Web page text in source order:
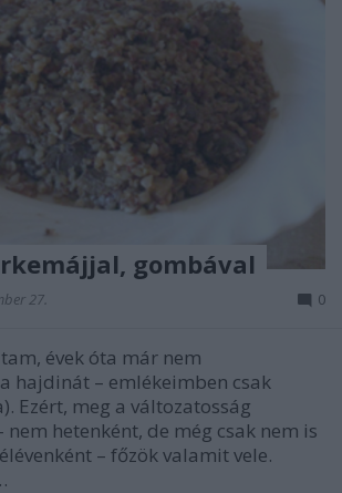
gombával
27. 0
évek óta már nem
hajdinát – emlékeimben csak
Ezért, meg a változatosság
nem hetenként, de még csak nem is
– főzök valamit vele.